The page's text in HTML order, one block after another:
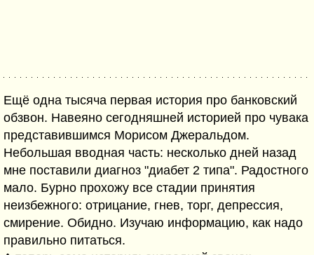
Ещё одна тысяча первая история про банковский
обзвон. Навеяно сегодняшней историей про чувака
представившимся Морисом Джеральдом.
Небольшая вводная часть: несколько дней назад
мне поставили диагноз "диабет 2 типа". Радостного
мало. Бурно прохожу все стадии принятия
неизбежного: отрицание, гнев, торг, депрессия,
смирение. Обидно. Изучаю информацию, как надо
правильно питаться.